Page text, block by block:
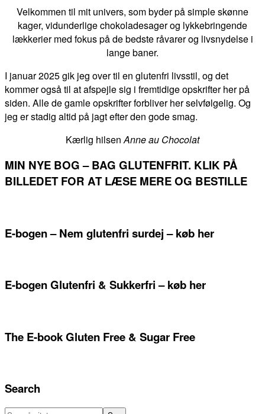
Sidebar
Velkommen til mit univers, som byder på simple skønne
kager, vidunderlige chokoladesager og lykkebringende
lækkerier med fokus på de bedste råvarer og livsnydelse i
lange baner.
I januar 2025 gik jeg over til en glutenfri livsstil, og det
kommer også til at afspejle sig i fremtidige opskrifter her på
siden. Alle de gamle opskrifter forbliver her selvfølgelig. Og
jeg er stadig altid på jagt efter den gode smag.
Kærlig hilsenAnne au Chocolat
MIN NYE BOG – BAG GLUTENFRIT. KLIK PÅ
BILLEDET FOR AT LÆSE MERE OG BESTILLE
E-bogen – Nem glutenfri surdej – køb her
E-bogen Glutenfri & Sukkerfri – køb her
The E-book Gluten Free & Sugar Free
Search